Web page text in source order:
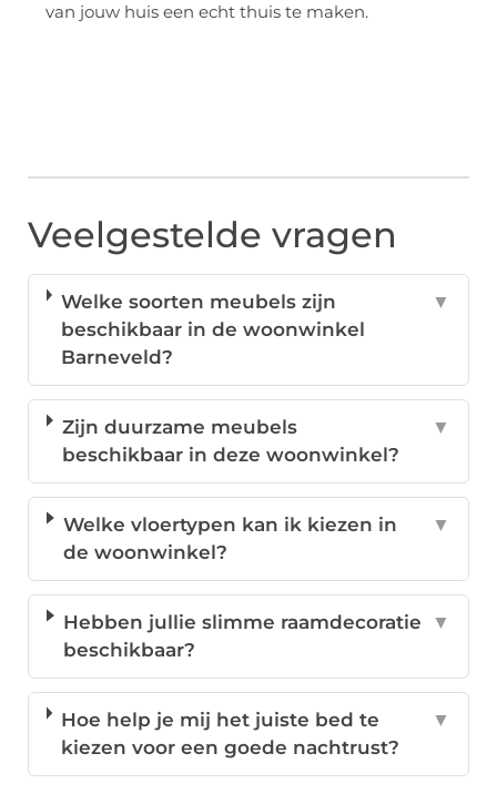
van jouw huis een echt thuis te maken.
Veelgestelde vragen
Welke soorten meubels zijn
beschikbaar in de woonwinkel
Barneveld?
▼
Zijn duurzame meubels
beschikbaar in deze woonwinkel?
▼
Welke vloertypen kan ik kiezen in
de woonwinkel?
▼
Hebben jullie slimme raamdecoratie
beschikbaar?
▼
Hoe help je mij het juiste bed te
kiezen voor een goede nachtrust?
▼